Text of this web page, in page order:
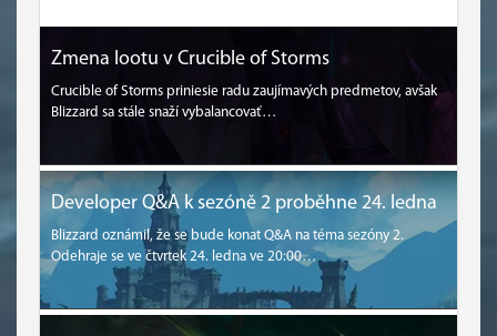
Zmena lootu v Crucible of Storms
Crucible of Storms priniesie radu zaujímavých predmetov, avšak
Blizzard sa stále snaží vybalancovať…
Developer Q&A k sezóně 2 proběhne 24. ledna
Blizzard oznámil, že se bude konat Q&A na téma sezóny 2.
Odehraje se ve čtvrtek 24. ledna ve 20:00…